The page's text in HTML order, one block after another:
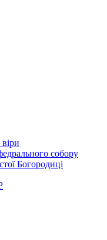
собору
Богородиці